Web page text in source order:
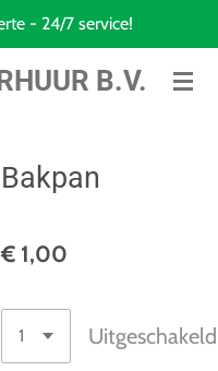
B.V.
- 24/7 service!
Bakpan
€ 1,00
Uitgeschakeld